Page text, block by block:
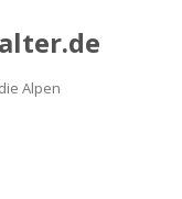
Alpen